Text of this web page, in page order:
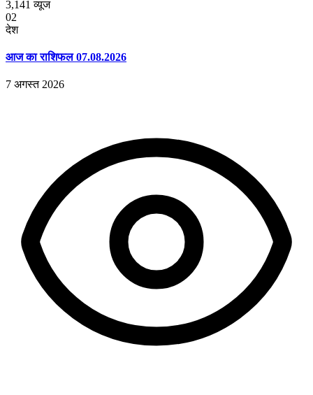
3,141 व्यूज
02
देश
आज का राशिफल 07.08.2026
7 अगस्त 2026